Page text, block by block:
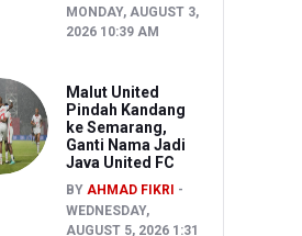
MONDAY, AUGUST 3,
2026 10:39 AM
Malut United
Pindah Kandang
ke Semarang,
Ganti Nama Jadi
Java United FC
BY AHMAD FIKRI
WEDNESDAY,
AUGUST 5, 2026 1:31